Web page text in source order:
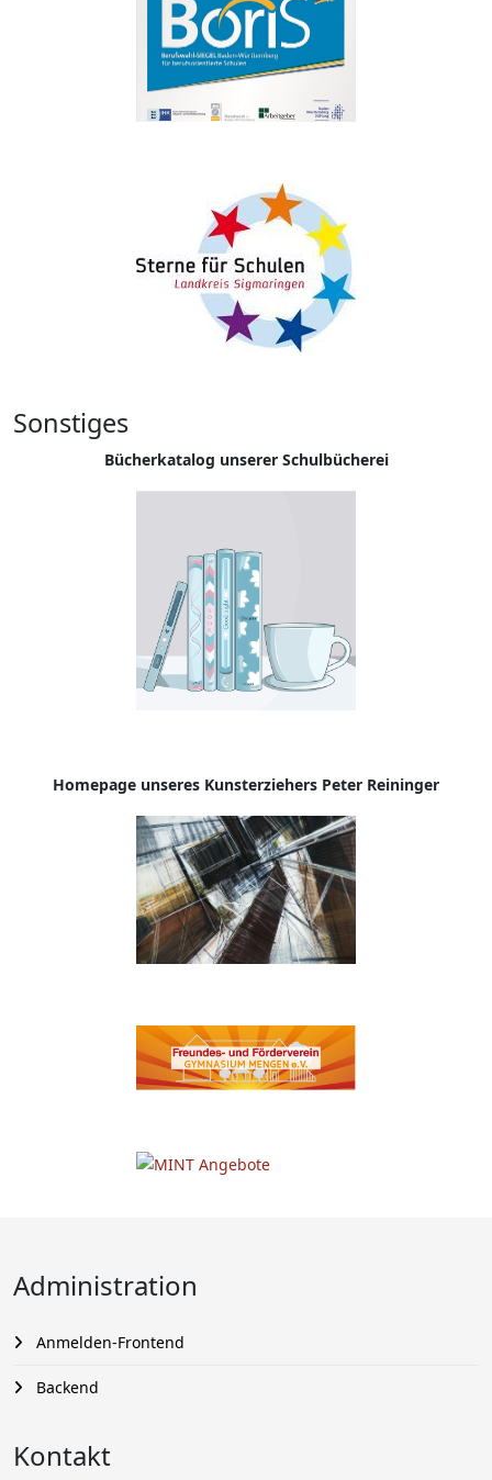
Sonstiges
Bücherkatalog unserer Schulbücherei
Homepage unseres Kunsterziehers Peter Reininger
Administration
Anmelden-Frontend
Backend
Kontakt